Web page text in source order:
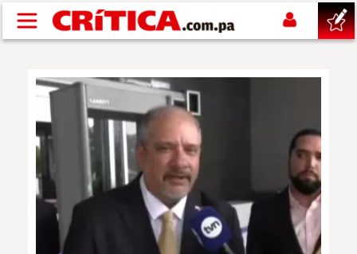
Pasar al contenido principal
SUCESOS
NACIONAL
POLÍTICA